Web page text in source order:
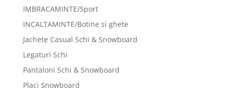
IMBRACAMINTE/Sport
INCALTAMINTE/Botine si ghete
Jachete Casual Schi & Snowboard
Legaturi Schi
Pantaloni Schi & Snowboard
Placi Snowboard